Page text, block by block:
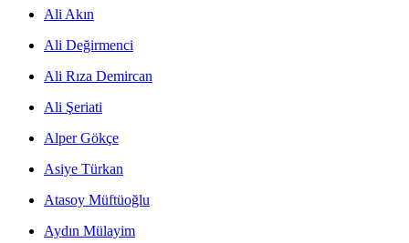
Ali Akın
Ali Değirmenci
Ali Rıza Demircan
Ali Şeriati
Alper Gökçe
Asiye Türkan
Atasoy Müftüoğlu
Aydın Mülayim